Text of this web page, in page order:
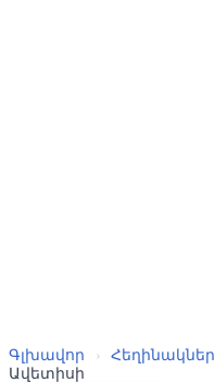
Գլխավոր › Հեղինակներ
Ավետիսի